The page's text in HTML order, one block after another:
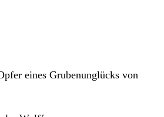
eines Grubenunglücks von